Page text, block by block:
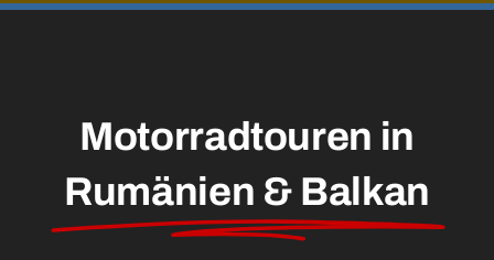
Motorradtouren in
Rumänien & Balkan